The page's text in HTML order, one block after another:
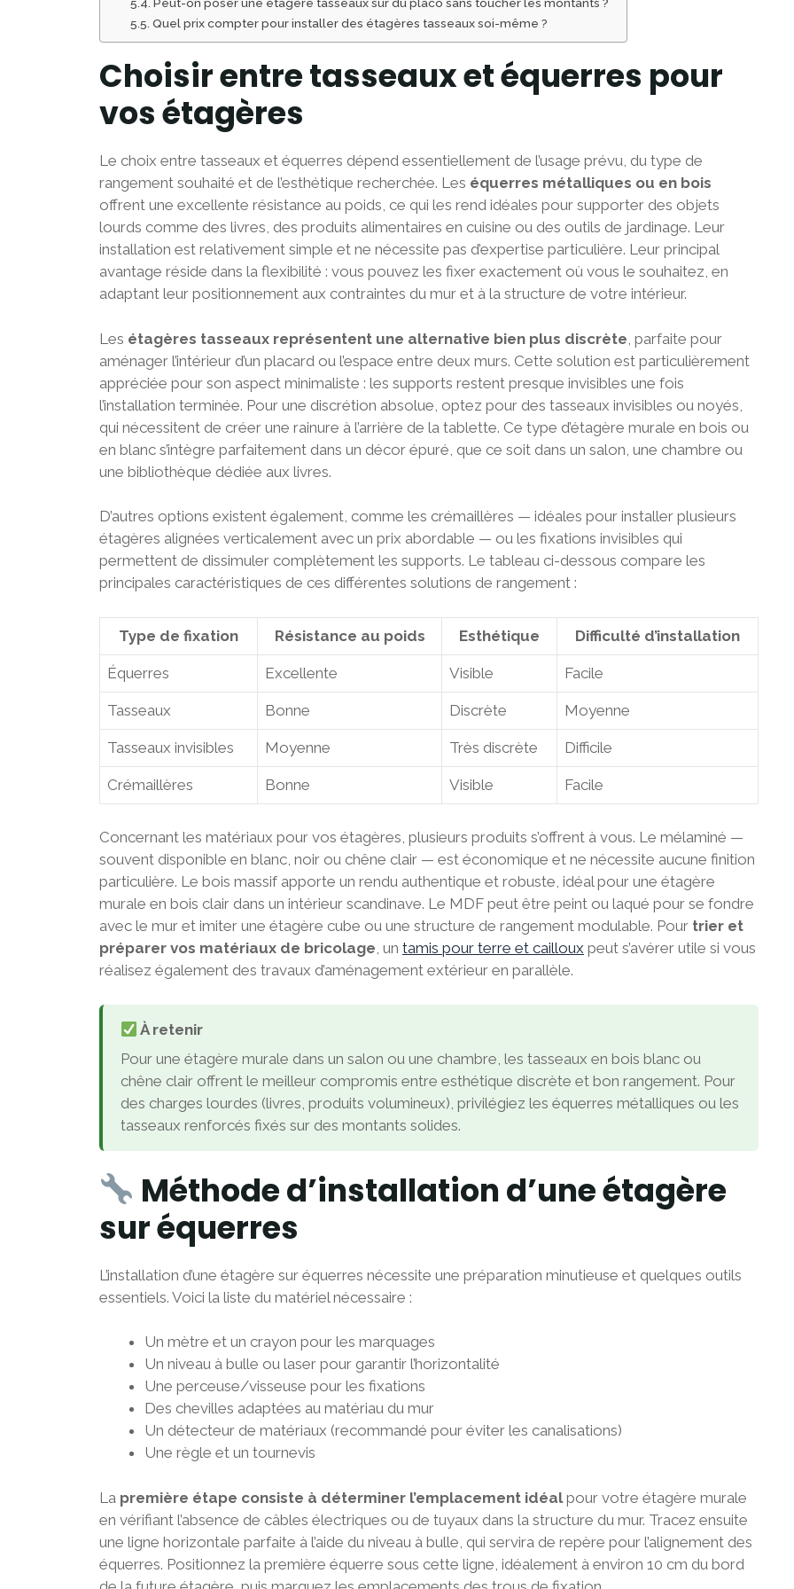
Peut-on poser une étagère tasseaux sur du placo sans toucher les montants ?
Quel prix compter pour installer des étagères tasseaux soi-même ?
Choisir entre tasseaux et équerres pour
vos étagères
Le choix entre tasseaux et équerres dépend essentiellement de l’usage prévu, du type de
rangement souhaité et de l’esthétique recherchée. Les équerres métalliques ou en bois
offrent une excellente résistance au poids, ce qui les rend idéales pour supporter des objets
lourds comme des livres, des produits alimentaires en cuisine ou des outils de jardinage. Leur
installation est relativement simple et ne nécessite pas d’expertise particulière. Leur principal
avantage réside dans la flexibilité : vous pouvez les fixer exactement où vous le souhaitez, en
adaptant leur positionnement aux contraintes du mur et à la structure de votre intérieur.
Les étagères tasseaux représentent une alternative bien plus discrète , parfaite pour
aménager l’intérieur d’un placard ou l’espace entre deux murs. Cette solution est particulièrement
appréciée pour son aspect minimaliste : les supports restent presque invisibles une fois
l’installation terminée. Pour une discrétion absolue, optez pour des tasseaux invisibles ou noyés,
qui nécessitent de créer une rainure à l’arrière de la tablette. Ce type d’étagère murale en bois ou
en blanc s’intègre parfaitement dans un décor épuré, que ce soit dans un salon, une chambre ou
une bibliothèque dédiée aux livres.
D’autres options existent également, comme les crémaillères — idéales pour installer plusieurs
étagères alignées verticalement avec un prix abordable — ou les fixations invisibles qui
permettent de dissimuler complètement les supports. Le tableau ci-dessous compare les
principales caractéristiques de ces différentes solutions de rangement :
Type de fixation Résistance au poids Esthétique Difficulté d’installation
Équerres Excellente Visible Facile
Tasseaux Bonne Discrète Moyenne
Tasseaux invisibles Moyenne Très discrète Difficile
Crémaillères Bonne Visible Facile
Concernant les matériaux pour vos étagères, plusieurs produits s’offrent à vous. Le mélaminé —
souvent disponible en blanc, noir ou chêne clair — est économique et ne nécessite aucune finition
particulière. Le bois massif apporte un rendu authentique et robuste, idéal pour une étagère
murale en bois clair dans un intérieur scandinave. Le MDF peut être peint ou laqué pour se fondre
avec le mur et imiter une étagère cube ou une structure de rangement modulable. Pour trier et
préparer vos matériaux de bricolage, un tamis pour terre et cailloux peut s’avérer utile si vous
réalisez également des travaux d’aménagement extérieur en parallèle.
À retenir
Pour une étagère murale dans un salon ou une chambre, les tasseaux en bois blanc ou
chêne clair offrent le meilleur compromis entre esthétique discrète et bon rangement. Pour
des charges lourdes (livres, produits volumineux), privilégiez les équerres métalliques ou les
tasseaux renforcés fixés sur des montants solides.
Méthode d’installation d’une étagère
sur équerres
L’installation d’une étagère sur équerres nécessite une préparation minutieuse et quelques outils
essentiels. Voici la liste du matériel nécessaire :
Un mètre et un crayon pour les marquages
Un niveau à bulle ou laser pour garantir l’horizontalité
Une perceuse/visseuse pour les fixations
Des chevilles adaptées au matériau du mur
Un détecteur de matériaux (recommandé pour éviter les canalisations)
Une règle et un tournevis
La première étape consiste à déterminer l’emplacement idéalpour votre étagère murale
en vérifiant l’absence de câbles électriques ou de tuyaux dans la structure du mur. Tracez ensuite
une ligne horizontale parfaite à l’aide du niveau à bulle, qui servira de repère pour l’alignement des
équerres. Positionnez la première équerre sous cette ligne, idéalement à environ 10 cm du bord